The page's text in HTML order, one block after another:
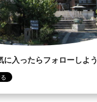
に入ったらフォローしよう